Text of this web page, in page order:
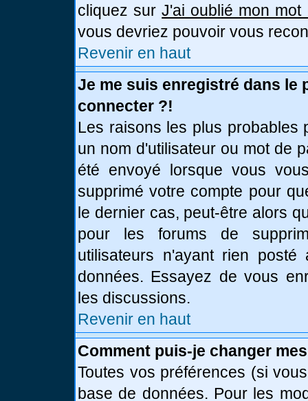
cliquez surJ'ai oublié mon mot
vous devriez pouvoir vous
Revenir en haut
Je me suis enregistré dans le
connecter ?!
Les raisons les plus probables
un nom d'utilisateur ou mot de
été envoyé lorsque vous
supprimé votre compte pour
le dernier cas, peut-être alors
pour les forums de
utilisateurs n'ayant rien
données. Essayez de vous
les discussions.
Revenir en haut
Comment puis-je changer
Toutes vos préférences (si
base de données. Pour les